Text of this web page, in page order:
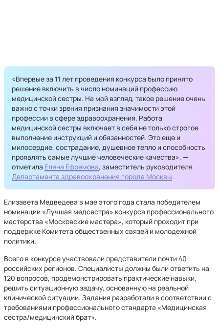
«Впервые за 11 лет проведения конкурса было принято
решение включить в число номинаций профессию
медицинской сестры. На мой взгляд, такое решение очень
важно с точки зрения признания значимости этой
профессии в сфере здравоохранения. Работа
медицинской сестры включает в себя не только строгое
выполнение инструкций и обязанностей. Это еще и
милосердие, сострадание, душевное тепло и способность
проявлять самые лучшие человеческие качества», —
отметила Елена Ефремова, заместитель руководителя
Департамента здравоохранения города Москвы.
Елизавета Медведева в мае этого года стала победителем
номинации «Лучшая медсестра» конкурса профессионального
мастерства «Московские мастера», который проходит при
поддержке Комитета общественных связей и молодежной
политики.
Всего в конкурсе участвовали представители почти 40
российских регионов. Специалисты должны были ответить на
120 вопросов, продемонстрировать практические навыки,
решить ситуационную задачу, основанную на реальной
клинической ситуации. Задания разработали в соответствии с
требованиями профессионального стандарта «Медицинская
сестра/медицинский брат».